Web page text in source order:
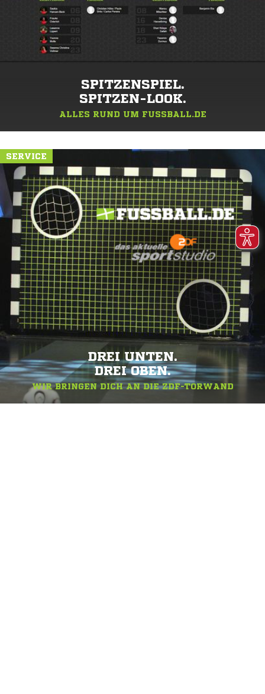
SPITZENSPIEL.
SPITZEN-LOOK.
ALLES RUND UM FUSSBALL.DE
SERVICE
DREI UNTEN.
DREI OBEN.
WIR BRINGEN DICH AN DIE ZDF-TORWAND